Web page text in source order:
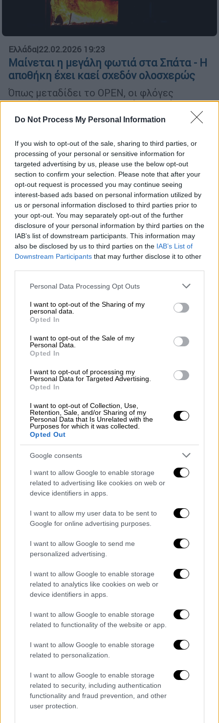
Do Not Process My Personal Information
If you wish to opt-out of the sale, sharing to third parties, or
processing of your personal or sensitive information for
targeted advertising by us, please use the below opt-out
section to confirm your selection. Please note that after your
opt-out request is processed you may continue seeing
interest-based ads based on personal information utilized by
us or personal information disclosed to third parties prior to
your opt-out. You may separately opt-out of the further
disclosure of your personal information by third parties on the
IAB’s list of downstream participants. This information may
also be disclosed by us to third parties on the IAB’s List of
Downstream Participants that may further disclose it to other
Please note that this website/app uses one or more Google
not limited to your visit or usage behaviour. You may click to
grant or deny consent to Google and its third-party tags to
use your data for below specified purposes in below Google
consent section.
Personal Data Processing Opt Outs
I want to opt-out of the Sharing of my
personal data.
Opted In
I want to opt-out of the Sale of my
Personal Data.
Opted In
I want to opt-out of processing my
Personal Data for Targeted Advertising.
Opted In
I want to opt-out of Collection, Use,
Retention, Sale, and/or Sharing of my
Personal Data that Is Unrelated with the
Purposes for which it was collected.
Opted Out
Google consents
I want to allow Google to enable storage
related to advertising like cookies on web or
device identifiers in apps.
I want to allow my user data to be sent to
Google for online advertising purposes.
I want to allow Google to send me
personalized advertising.
I want to allow Google to enable storage
related to analytics like cookies on web or
device identifiers in apps.
I want to allow Google to enable storage
related to functionality of the website or app.
I want to allow Google to enable storage
related to personalization.
I want to allow Google to enable storage
related to security, including authentication
functionality and fraud prevention, and other
user protection.
Ελλάδα|22.02.2026 19:23
Μαίνεται η μεγάλη φωτιά στα Σπάτα - Η
αποθήκη έχει καεί σχεδόν ολοσχερώς
Όπως μεταδίδει το OPEN, οι φλόγες
επεκτάθηκαν και σε διπλανή εταιρεία με
καλλυντικά
Μεγάλη φωτιά σε αποθήκη γνωστής
εταιρείας αθλητικών ειδών στα Σπάτα
Στο σημείο έχουν σπεύσει ήδη 21
πυροσβέστες με εννέα πυροσβεστικά
Ελλάδα|17.02.2026 23:11
Χρήστος Μαυρίκης: Φωτογραφία
ντοκουμέντο με το όπλο στο χέρι - «Αν
δεν φύγετε τώρα, θα σας σκοτώσω»
Άρχισε να απειλεί οπλισμένος και να
πυροβολεί μπροστά στο ανήλικο παιδί του
ενοικιαστή του